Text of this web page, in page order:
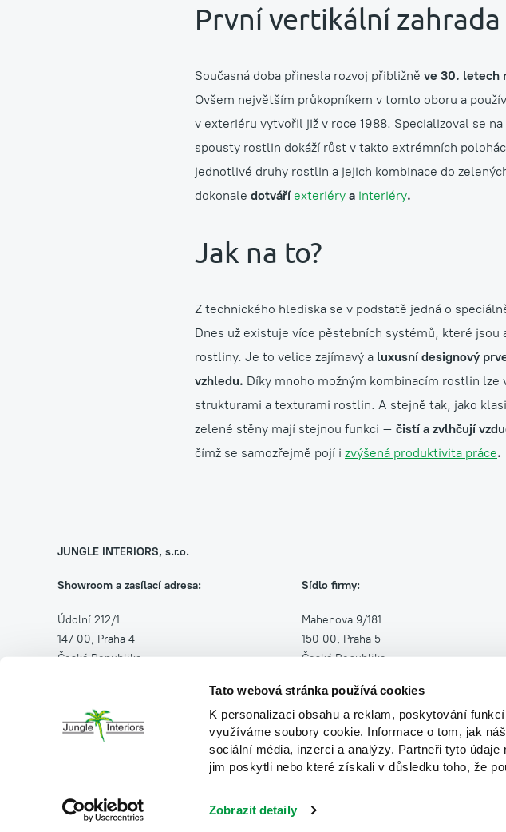
Tato webová stránka používá cookies
K personalizaci obsahu a reklam, poskytování
využíváme soubory cookie. Informace o tom, jak
sociální média, inzerci a analýzy. Partneři tyto
jim poskytli nebo které získali v důsledku toho, že
Zobrazit detaily
První vertikální zahrada
Současná doba přinesla rozvoj přibližně ve 30. letech
Ovšem největším průkopníkem v tomto oboru a
v exteriéru vytvořil již v roce 1988. Specializoval se
spousty rostlin dokáží růst v takto extrémních
jednotlivé druhy rostlin a jejich kombinace do
dokonale dotváří exteriéry a interiéry.
Jak na to?
Z technického hlediska se v podstatě jedná o
Dnes už existuje více pěstebních systémů, které
rostliny. Je to velice zajímavý a luxusní designový
vzhledu. Díky mnoho možným kombinacím rostlin
strukturami a texturami rostlin. A stejně tak, jako
zelené stěny mají stejnou funkci – čistí a zvlhčují
čímž se samozřejmě pojí i zvýšená produktivita práce.
JUNGLE INTERIORS, s.r.o.
Showroom a zasílací adresa:
Údolní 212/1
147 00, Praha 4
Česká Republika
(+420) 257 314 500
Sídlo firmy:
Mahenova 9/181
150 00, Praha 5
Česká Republika
IČ: 26454327
DIČ: CZ26454327
© 2026 Jungle Interiors, s.r.o. JUNGLE INTERIORS, s.r.o.